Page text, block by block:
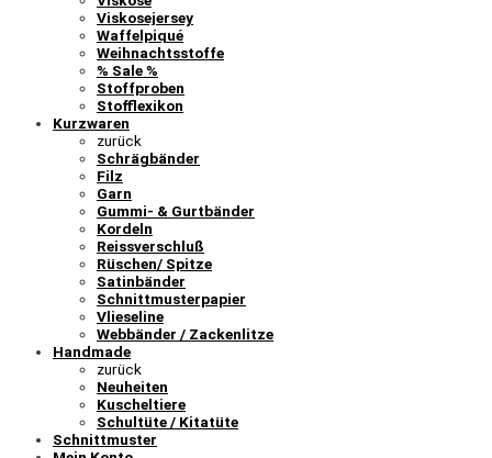
Viskosejersey
Waffelpiqué
Weihnachtsstoffe
% Sale %
Stoffproben
Stofflexikon
Kurzwaren
zurück
Schrägbänder
Filz
Garn
Gummi- & Gurtbänder
Kordeln
Reissverschluß
Rüschen/ Spitze
Satinbänder
Schnittmusterpapier
Vlieseline
Webbänder / Zackenlitze
Handmade
zurück
Neuheiten
Kuscheltiere
Schultüte / Kitatüte
Schnittmuster